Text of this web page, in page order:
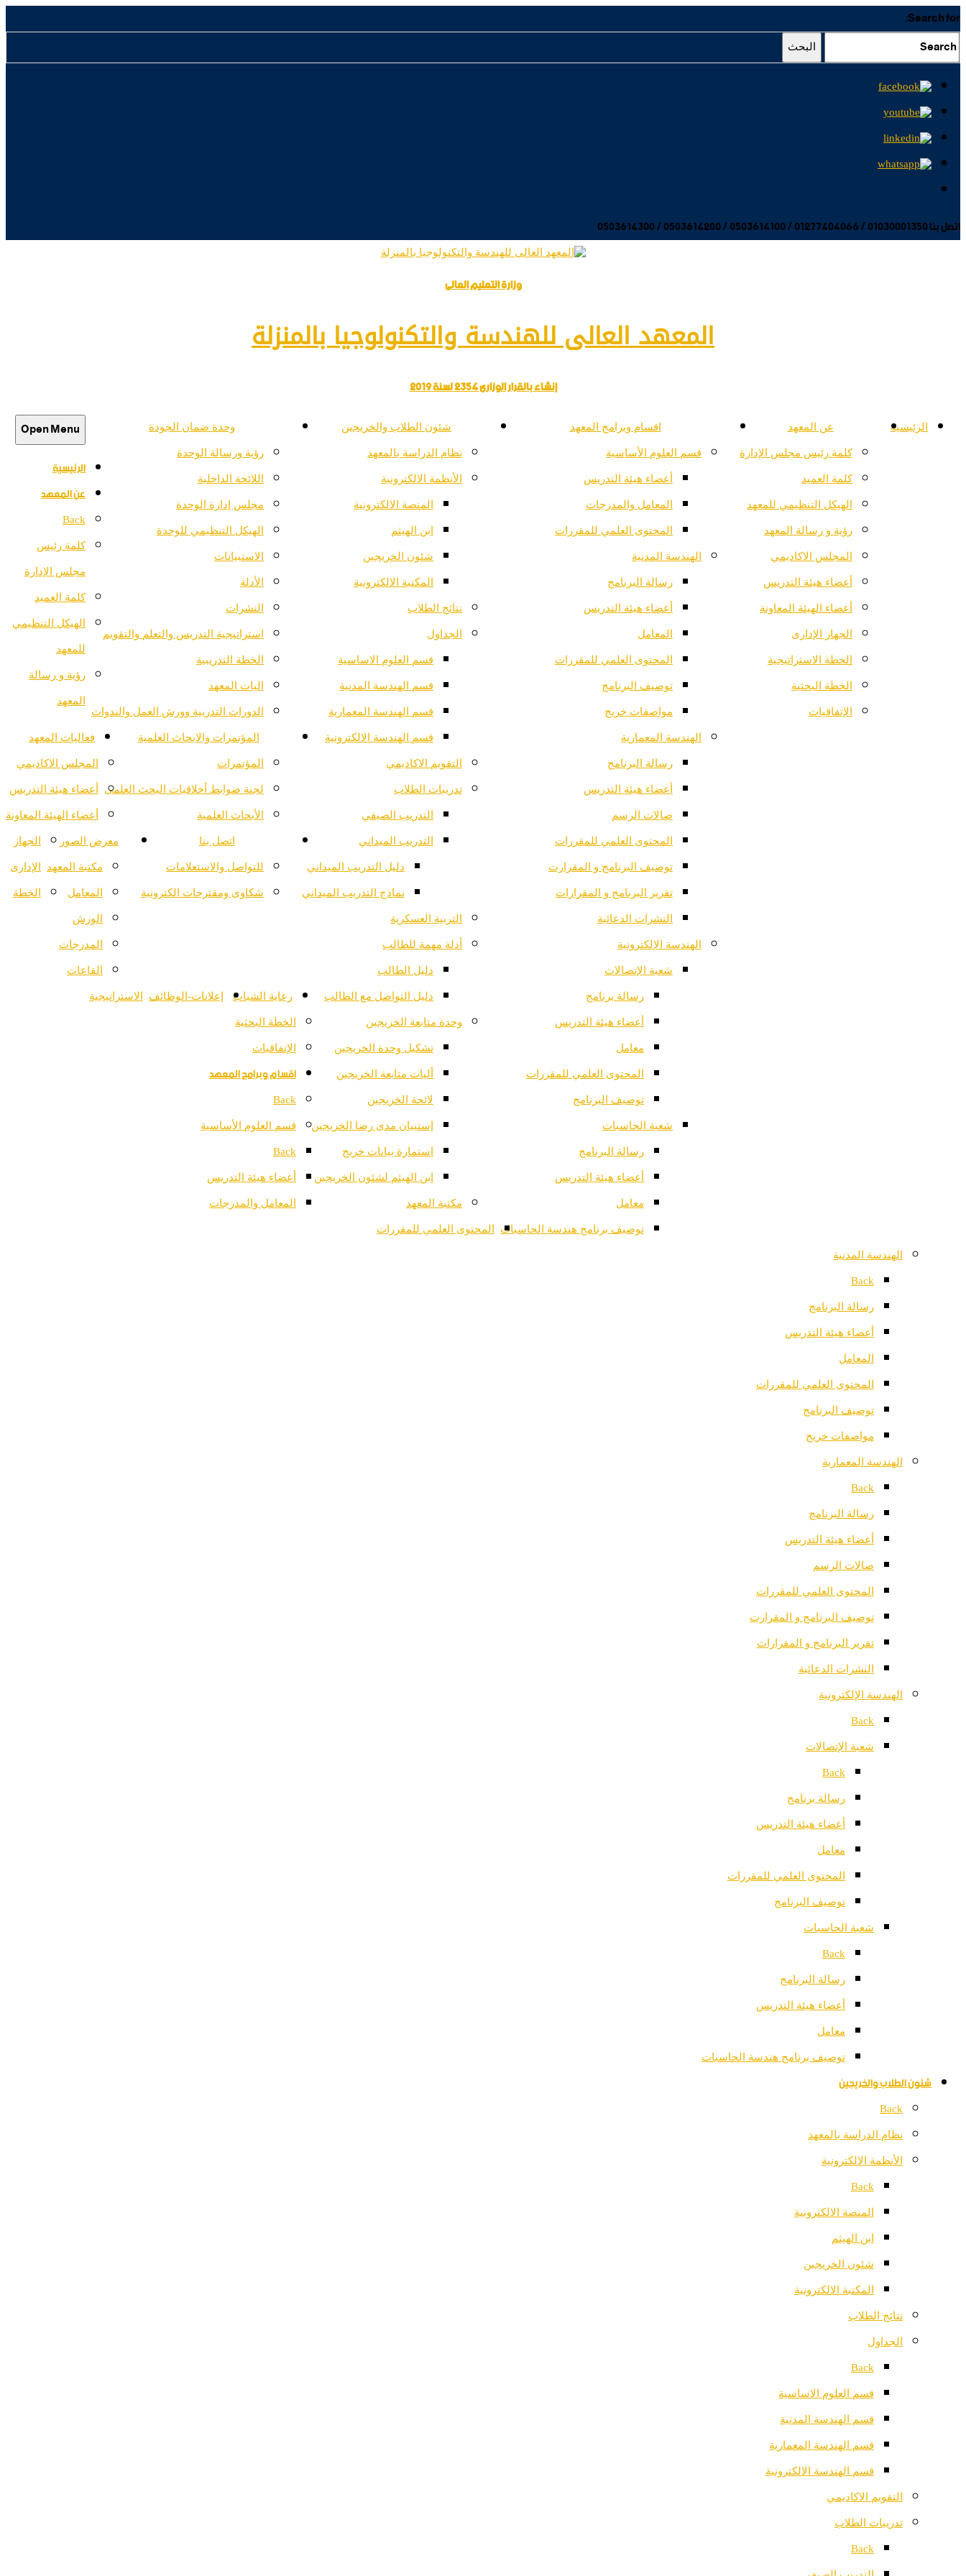
Search for:
البحث
اتصل بنا 01030001350 / 01277404066 / 0503614100 / 0503614200 / 0503614300
وزارة التعليم العالى
المعهد العالى للهندسة والتكنولوجيا بالمنزلة
إنشاء بالقرار الوزارى 2354 لسنة 2019
الرئيسية عن المعهد
كلمة رئيس مجلس الإدارة
كلمة العميد
الهيكل التنظيمي للمعهد
رؤية و رسالة المعهد
المجلس الاكاديمي
أعضاء هيئة التدريس
أعضاء الهيئة المعاونة
الجهاز الإدارى
الخطة الاستراتيجية
الخطة البحثية
الإتفاقيات
اقسام وبرامج المعهد
قسم العلوم الأساسية
أعضاء هيئة التدريس
المعامل والمدرجات
المحتوى العلمي للمقررات
الهندسة المدنية
رسالة البرنامج
أعضاء هيئة التدريس
المعامل
المحتوى العلمي للمقررات
توصيف البرنامج
مواصفات خريج
الهندسة المعمارية
رسالة البرنامج
أعضاء هيئة التدريس
صالات الرسم
المحتوى العلمي للمقررات
توصيف البرنامج و المقرارت
تقرير البرنامج و المقرارات
النشرات الدعائية
الهندسة الإلكترونية
شعبة الإتصالات
رسالة برنامج
أعضاء هيئة التدريس
معامل
المحتوى العلمي للمقررات
توصيف البرنامج
شعبة الحاسبات
رسالة البرنامج
أعضاء هيئة التدريس
معامل
توصيف برنامج هندسة الحاسبات
شئون الطلاب والخريجين
نظام الدراسة بالمعهد
الأنظمة الالكترونية
المنصة الالكترونية
ابن الهيثم
شئون الخريجين
المكتبة الالكترونية
نتائج الطلاب
الجداول
قسم العلوم الاساسية
قسم الهندسة المدنية
قسم الهندسة المعمارية
قسم الهندسة الالكترونية
التقويم الاكاديمي
تدريبات الطلاب
التدريب الصيفي
التدريب الميداني
دليل التدريب الميداني
نماذج التدريب الميداني
التربية العسكرية
أدلة مهمة للطالب
دليل الطالب
دليل التواصل مع الطالب
وحدة متابعة الخريجين
تشكيل وحدة الخريجين
أليات متابعة الخريجين
لائحة الخريجين
إستبيان مدى رضا الخريجين
استمارة بيانات خريج
ابن الهيثم لشئون الخريجين
مكتبة المعهد
وحدة ضمان الجودة
رؤية ورسالة الوحدة
اللائحة الداخلية
مجلس إدارة الوحدة
الهيكل التنظيمي للوحدة
الاستبيانات
الأدلة
النشرات
استراتيجية التدريس والتعلم والتقويم
الخطة التدريبية
اليات المعهد
الدورات التدربية وورش العمل والندوات
المؤتمرات والابحاث العلمية
المؤتمرات
لجنة ضوابط أخلاقيات البحث العلمى
الأبحاث العلمية
فعاليات المعهد
اتصل بنا
للتواصل والاستعلامات
شكاوى ومقترحات الكترونية
معرض الصور
مكتبة المعهد
المعامل
الورش
المدرجات
القاعات
رعاية الشباب إعلانات-الوظائف
Open Menu
الرئيسية
عن المعهد
Back
كلمة رئيس
مجلس الإدارة
كلمة العميد
الهيكل التنظيمي
للمعهد
رؤية و رسالة
المعهد
المجلس الاكاديمي
أعضاء هيئة التدريس
أعضاء الهيئة المعاونة
الجهاز
الإدارى
الخطة
الاستراتيجية
الخطة البحثية
الإتفاقيات
اقسام وبرامج المعهد
Back
قسم العلوم الأساسية
Back
أعضاء هيئة التدريس
المعامل والمدرجات
المحتوى العلمي للمقررات
الهندسة المدنية
Back
رسالة البرنامج
أعضاء هيئة التدريس
المعامل
المحتوى العلمي للمقررات
توصيف البرنامج
مواصفات خريج
الهندسة المعمارية
Back
رسالة البرنامج
أعضاء هيئة التدريس
صالات الرسم
المحتوى العلمي للمقررات
توصيف البرنامج و المقرارت
تقرير البرنامج و المقرارات
النشرات الدعائية
الهندسة الإلكترونية
Back
شعبة الإتصالات
Back
رسالة برنامج
أعضاء هيئة التدريس
معامل
المحتوى العلمي للمقررات
توصيف البرنامج
شعبة الحاسبات
Back
رسالة البرنامج
أعضاء هيئة التدريس
معامل
توصيف برنامج هندسة الحاسبات
شئون الطلاب والخريجين
Back
نظام الدراسة بالمعهد
الأنظمة الالكترونية
Back
المنصة الالكترونية
ابن الهيثم
شئون الخريجين
المكتبة الالكترونية
نتائج الطلاب
الجداول
Back
قسم العلوم الاساسية
قسم الهندسة المدنية
قسم الهندسة المعمارية
قسم الهندسة الالكترونية
التقويم الاكاديمي
تدريبات الطلاب
Back